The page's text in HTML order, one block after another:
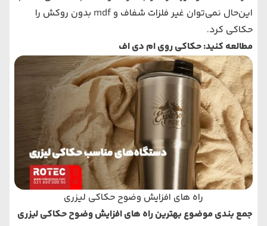
این‌حال نمی‌توان غیر فلزات شفاف و mdf بدون روکش را
حکاکی کرد.
مطالعه کنید:حکاکی روی ام دی اف
راه های افزایش وضوح حکاکی لیزری
جمع بندی موضوع بهترین راه‌ های افزایش وضوح حکاکی لیزری